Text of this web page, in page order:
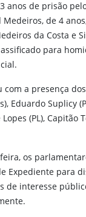
anos de prisão
de 4
da Costa e
para
com a presença
Eduardo Suplicy
(PL), Capitão
os
Expediente para
de interesse